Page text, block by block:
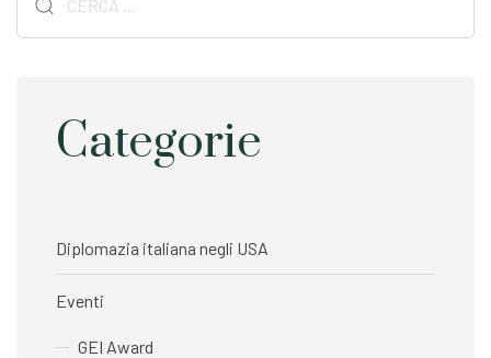
l
per:
Categorie
Diplomazia italiana negli USA
Eventi
GEI Award